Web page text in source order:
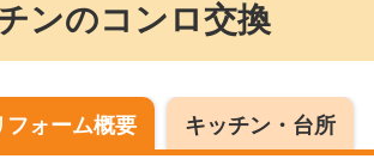
ンのコンロ交換
フォーム概要 キッチン・台所